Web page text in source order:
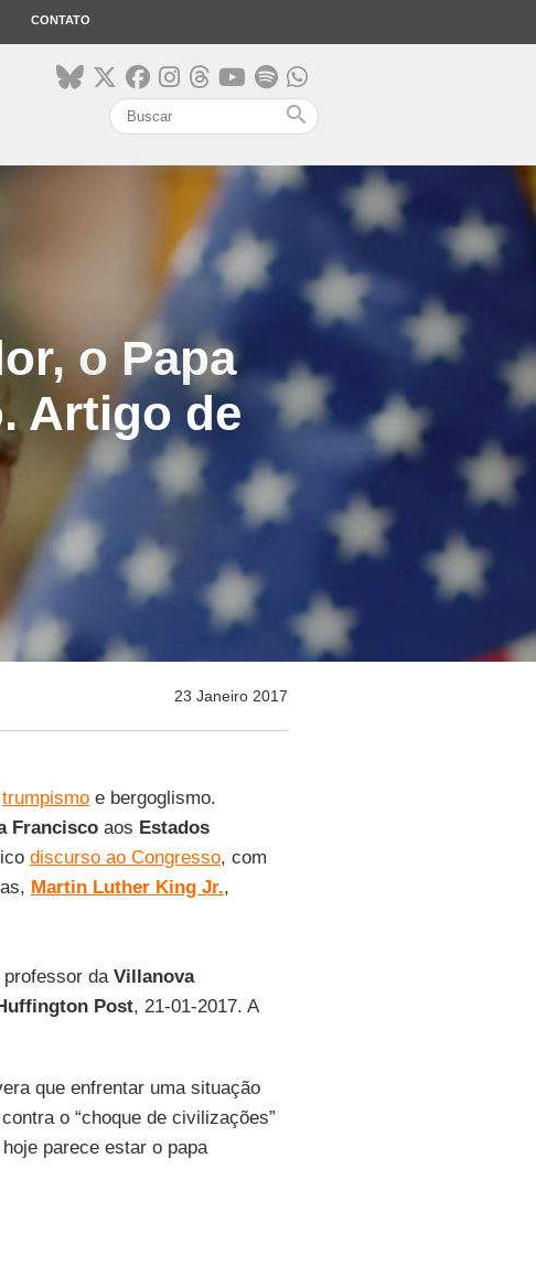
CONTATO
search
o Papa
Artigo de
23 Janeiro 2017
trumpismoe bergoglismo.
Franciscoaos Estados
discurso ao Congresso, com
Martin Luther King Jr.,
professor da Villanova
Post, 21-01-2017. A
que enfrentar uma situação
o “choque de civilizações”
parece estar o papa